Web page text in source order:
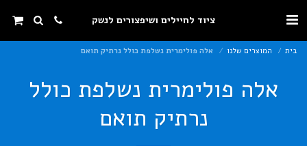
ציוד לחיילים ושיפצורים לנשק
בית המוצרים שלנו אלה פולימרית נשלפת כולל נרתיק תואם
אלה פולימרית נשלפת כולל
נרתיק תואם